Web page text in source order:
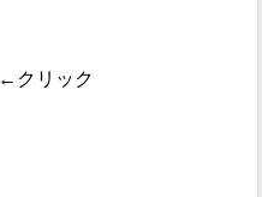
←クリック